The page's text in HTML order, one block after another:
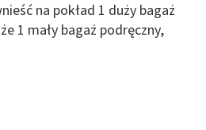
na pokład 1 duży bagaż
1 mały bagaż podręczny,